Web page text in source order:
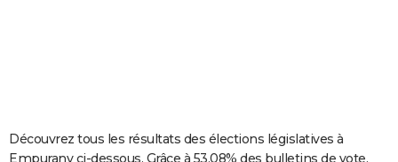
Découvrez tous les résultats des élections législatives à
Empurany ci-dessous. Grâce à 53.08% des bulletins de vote,